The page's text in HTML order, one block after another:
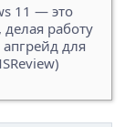
11 — это
работу
для